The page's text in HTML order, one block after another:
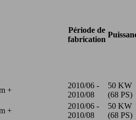
Période de
fabrication
+
2010/06 -
2010/08
50 KW
(68 PS)
+
2010/06 -
2010/08
50 KW
(68 PS)